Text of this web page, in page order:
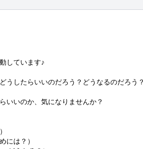
しています♪
うしたらいいのだろう？どうなるのだろう？
いいのか、気になりませんか？
には？）